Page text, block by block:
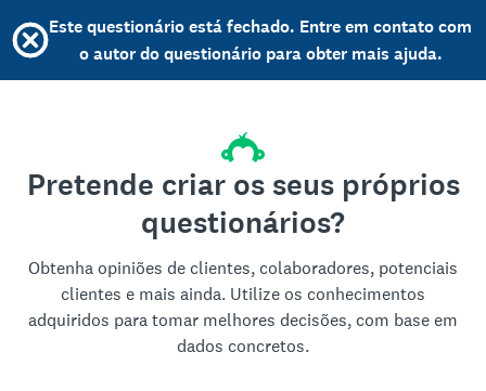
Este questionário está fechado. Entre em contato com
o autor do questionário para obter mais ajuda.
Pretende criar os seus próprios
questionários?
Obtenha opiniões de clientes, colaboradores, potenciais
clientes e mais ainda. Utilize os conhecimentos
adquiridos para tomar melhores decisões, com base em
dados concretos.